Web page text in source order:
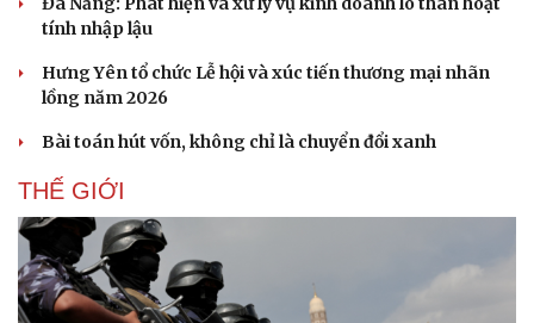
Pháp luật
Vụ án
Tư vấn luật
Quân sự - Quốc phòng
Phân tích
tính nhập lậu
Hưng Yên tổ chức Lễ hội và xúc tiến thương mại nhãn
lồng năm 2026
Bài toán hút vốn, không chỉ là chuyển đổi xanh
THẾ GIỚI